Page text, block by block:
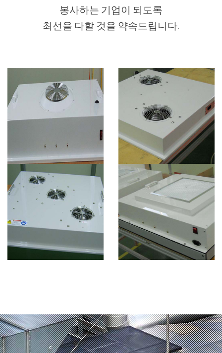
봉사하는 기업이 되도록
최선을 다할 것을 약속드립니다.